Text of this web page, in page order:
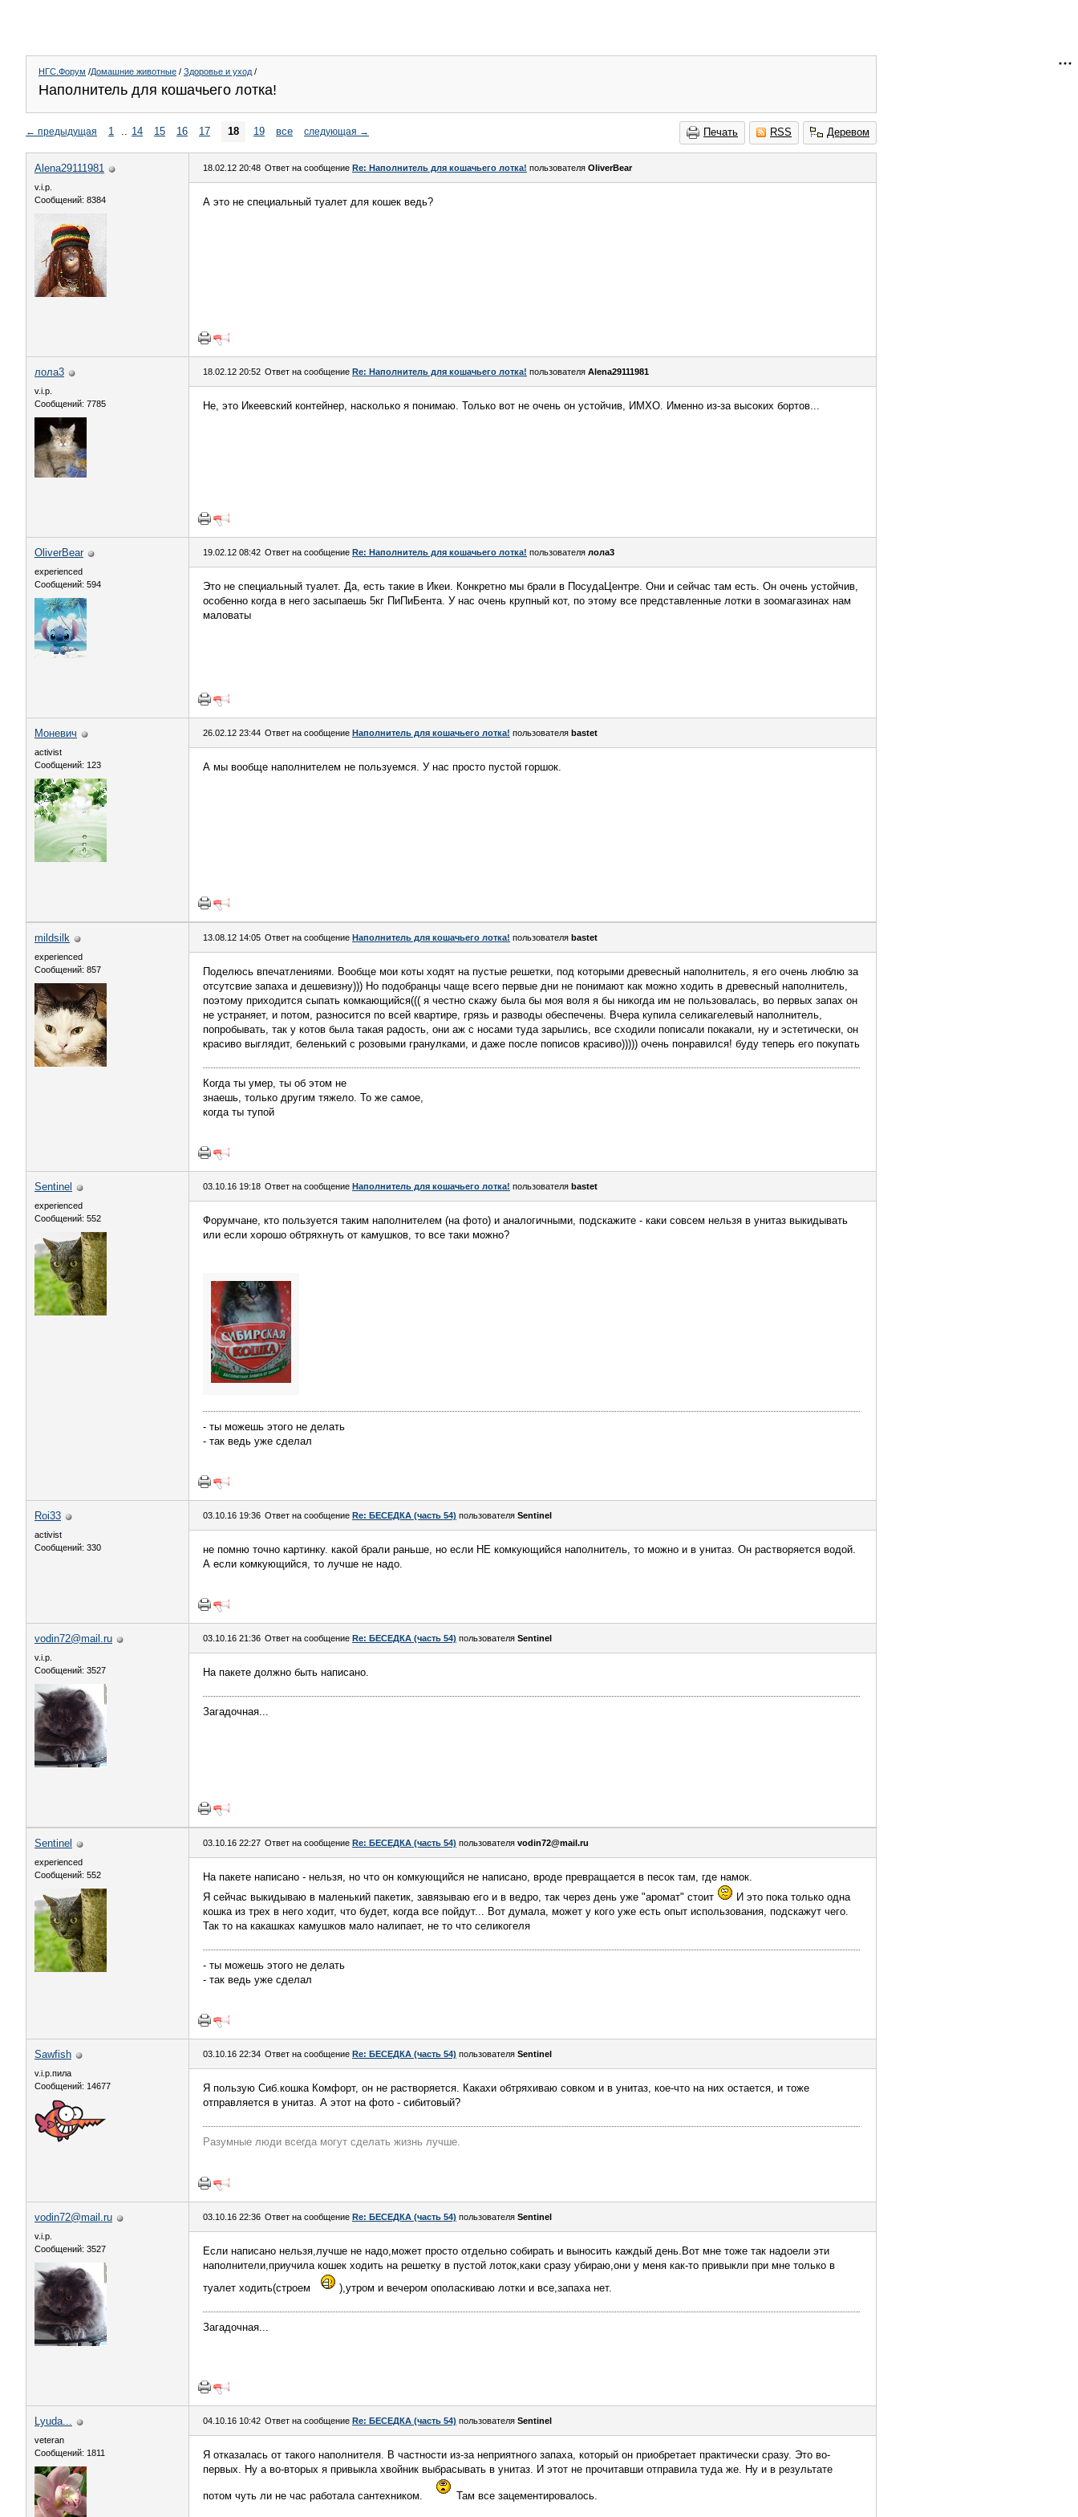
НГС.Форум /Домашние животные / Здоровье и уход /
Наполнитель для кошачьего лотка!
Печать RSS Деревом
← предыдущая 1 .. 14 15 16 17 18 19 все следующая →
Alena29111981
v.i.p.
Сообщений: 8384
18.02.12 20:48 Ответ на сообщение Re: Наполнитель для кошачьего лотка! пользователя OliverBear
А это не специальный туалет для кошек ведь?
лола3
v.i.p.
Сообщений: 7785
18.02.12 20:52 Ответ на сообщение Re: Наполнитель для кошачьего лотка! пользователя Alena29111981
Не, это Икеевский контейнер, насколько я понимаю. Только вот не очень он устойчив, ИМХО. Именно из-за высоких бортов...
OliverBear
experienced
Сообщений: 594
19.02.12 08:42 Ответ на сообщение Re: Наполнитель для кошачьего лотка! пользователя лола3
Это не специальный туалет. Да, есть такие в Икеи. Конкретно мы брали в ПосудаЦентре. Они и сейчас там есть. Он очень устойчив,
особенно когда в него засыпаешь 5кг ПиПиБента. У нас очень крупный кот, по этому все представленные лотки в зоомагазинах нам
маловаты
Моневич
activist
Сообщений: 123
26.02.12 23:44 Ответ на сообщение Наполнитель для кошачьего лотка! пользователя bastet
А мы вообще наполнителем не пользуемся. У нас просто пустой горшок.
mildsilk
experienced
Сообщений: 857
13.08.12 14:05 Ответ на сообщение Наполнитель для кошачьего лотка! пользователя bastet
Поделюсь впечатлениями. Вообще мои коты ходят на пустые решетки, под которыми древесный наполнитель, я его очень люблю за
отсутсвие запаха и дешевизну))) Но подобранцы чаще всего первые дни не понимают как можно ходить в древесный наполнитель,
поэтому приходится сыпать комкающийся((( я честно скажу была бы моя воля я бы никогда им не пользовалась, во первых запах он
не устраняет, и потом, разносится по всей квартире, грязь и разводы обеспечены. Вчера купила селикагелевый наполнитель,
попробывать, так у котов была такая радость, они аж с носами туда зарылись, все сходили пописали покакали, ну и эстетически, он
красиво выглядит, беленький с розовыми гранулками, и даже после пописов красиво))))) очень понравился! буду теперь его покупать
Когда ты умер, ты об этом не
знаешь, только другим тяжело. То же самое,
когда ты тупой
Sentinel
experienced
Сообщений: 552
03.10.16 19:18 Ответ на сообщение Наполнитель для кошачьего лотка! пользователя bastet
Форумчане, кто пользуется таким наполнителем (на фото) и аналогичными, подскажите - каки совсем нельзя в унитаз выкидывать
или если хорошо обтряхнуть от камушков, то все таки можно?
- ты можешь этого не делать
- так ведь уже сделал
Roi33
activist
Сообщений: 330
03.10.16 19:36 Ответ на сообщение Re: БЕСЕДКА (часть 54) пользователя Sentinel
не помню точно картинку. какой брали раньше, но если НЕ комкующийся наполнитель, то можно и в унитаз. Он растворяется водой.
А если комкующийся, то лучше не надо.
vodin72@mail.ru
v.i.p.
Сообщений: 3527
03.10.16 21:36 Ответ на сообщение Re: БЕСЕДКА (часть 54) пользователя Sentinel
На пакете должно быть написано.
Загадочная...
Sentinel
experienced
Сообщений: 552
03.10.16 22:27 Ответ на сообщение Re: БЕСЕДКА (часть 54) пользователя vodin72@mail.ru
На пакете написано - нельзя, но что он комкующийся не написано, вроде превращается в песок там, где намок.
Я сейчас выкидываю в маленький пакетик, завязываю его и в ведро, так через день уже "аромат" стоит
И это пока только одна
кошка из трех в него ходит, что будет, когда все пойдут... Вот думала, может у кого уже есть опыт использования, подскажут чего.
Так то на какашках камушков мало налипает, не то что селикогеля
- ты можешь этого не делать
- так ведь уже сделал
Sawfish
v.i.p.пила
Сообщений: 14677
03.10.16 22:34 Ответ на сообщение Re: БЕСЕДКА (часть 54) пользователя Sentinel
Я пользую Сиб.кошка Комфорт, он не растворяется. Какахи обтряхиваю совком и в унитаз, кое-что на них остается, и тоже
отправляется в унитаз. А этот на фото - сибитовый?
Разумные люди всегда могут сделать жизнь лучше.
vodin72@mail.ru
v.i.p.
Сообщений: 3527
03.10.16 22:36 Ответ на сообщение Re: БЕСЕДКА (часть 54) пользователя Sentinel
Если написано нельзя,лучше не надо,может просто отдельно собирать и выносить каждый день.Вот мне тоже так надоели эти
наполнители,приучила кошек ходить на решетку в пустой лоток,каки сразу убираю,они у меня как-то привыкли при мне только в
туалет ходить(строем
),утром и вечером ополаскиваю лотки и все,запаха нет.
Загадочная...
Lyuda...
veteran
Сообщений: 1811
04.10.16 10:42 Ответ на сообщение Re: БЕСЕДКА (часть 54) пользователя Sentinel
Я отказалась от такого наполнителя. В частности из-за неприятного запаха, который он приобретает практически сразу. Это во-
первых. Ну а во-вторых я привыкла хвойник выбрасывать в унитаз. И этот не прочитавши отправила туда же. Ну и в результате
потом чуть ли не час работала сантехником. Там все зацементировалось.